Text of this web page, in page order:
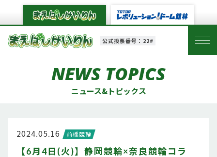
公式投票番号：22#
NEWS TOPICS
ニュース&トピックス
2024.05.16 前橋競輪
【6月4日(火)】静岡競輪×奈良競輪コラ